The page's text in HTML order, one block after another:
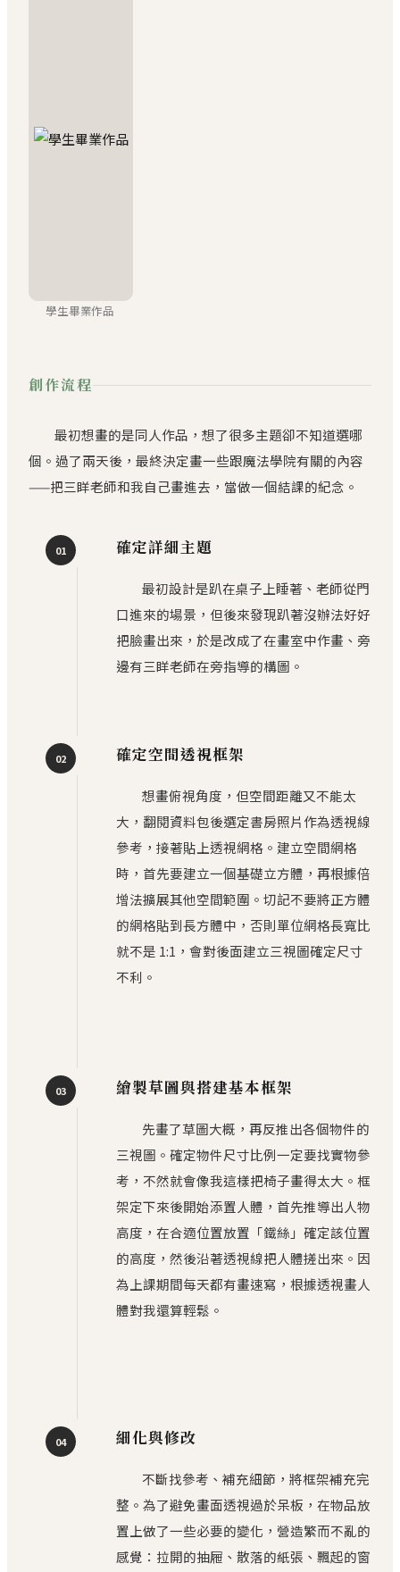
學生畢業作品
創作流程
最初想畫的是同人作品，想了很多主題卻不知道選哪
個。過了兩天後，最終決定畫一些跟魔法學院有關的內容
——把三眻老師和我自己畫進去，當做一個結課的紀念。
01 確定詳細主題
最初設計是趴在桌子上睡著、老師從門
口進來的場景，但後來發現趴著沒辦法好好
把臉畫出來，於是改成了在畫室中作畫、旁
邊有三眻老師在旁指導的構圖。
02 確定空間透視框架
想畫俯視角度，但空間距離又不能太
大，翻閱資料包後選定書房照片作為透視線
參考，接著貼上透視網格。建立空間網格
時，首先要建立一個基礎立方體，再根據倍
增法擴展其他空間範圍。切記不要將正方體
的網格貼到長方體中，否則單位網格長寬比
就不是 1:1，會對後面建立三視圖確定尺寸
不利。
03 繪製草圖與搭建基本框架
先畫了草圖大概，再反推出各個物件的
三視圖。確定物件尺寸比例一定要找實物參
考，不然就會像我這樣把椅子畫得太大。框
架定下來後開始添置人體，首先推導出人物
高度，在合適位置放置「鐵絲」確定該位置
的高度，然後沿著透視線把人體搓出來。因
為上課期間每天都有畫速寫，根據透視畫人
體對我還算輕鬆。
04 細化與修改
不斷找參考、補充細節，將框架補充完
整。為了避免畫面透視過於呆板，在物品放
置上做了一些必要的變化，營造繁而不亂的
感覺：拉開的抽屜、散落的紙張、飄起的窗